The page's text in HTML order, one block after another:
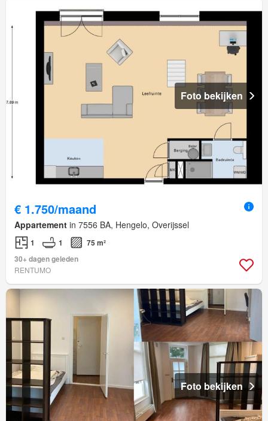
Foto bekijken
€ 1.750/maand
Appartement in 7556 BA, Hengelo, Overijssel
1 1
75 m²
30+ dagen geleden
RENTUMO
Foto bekijken